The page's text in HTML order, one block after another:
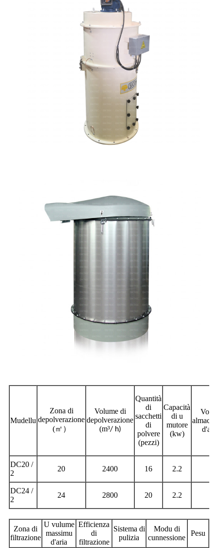
Mudellu
Zona di
depolverazione
(㎡）
Volume di
depolverazione
(m³/ h)
Quantità
di
sacchetti
di
polvere
(pezzi)
Capacità
di u
mutore
(kw)
DC20 /
2
20 2400 16 2.2
DC24 /
2
24 2800 20 2.2
Zona di
filtrazione
U vulume
massimu
d'aria
Efficienza
di
filtrazione
Sistema di
pulizia
Modu di
cunnessione
Pesu